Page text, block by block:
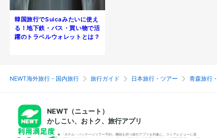
韓国旅行でSuicaみたいに使え
る！地下鉄・バス・買い物で活
躍のトラベルウォレットとは？
NEWT海外旅行・国内旅行 旅行ガイド 日本旅行・ツアー 青森旅行
NEWT（ニュート）
かしこい、おトク、旅行アプリ
*「ホテル・パッケージツアー予約」機能を持つ旅行アプリを対象に、ストアレビューに基